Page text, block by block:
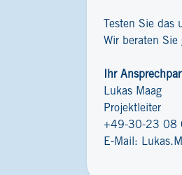
Testen Sie
Wir beraten Sie
Ihr
Lukas Maag
Projektleiter
+49-30-23 08
E-Mail: